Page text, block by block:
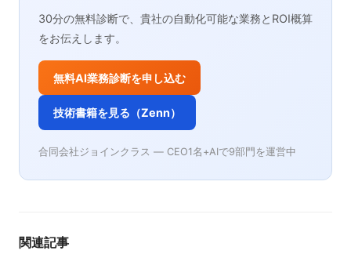
30分の無料診断で、貴社の自動化可能な業務とROI概算
をお伝えします。
無料AI業務診断を申し込む
技術書籍を見る（Zenn）
合同会社ジョインクラス — CEO1名+AIで9部門を運営中
関連記事